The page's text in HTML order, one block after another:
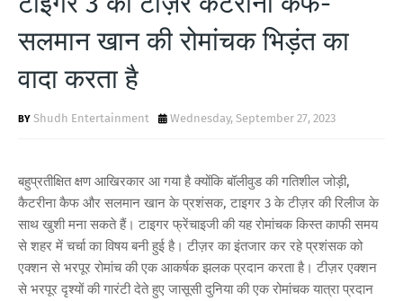
T
S
सलमान खान की रोमांचक भिड़ंत का
वादा करता है
Shudh Entertainment Wednesday, September 27, 2023
बहुप्रतीक्षित क्षण आखिरकार आ गया है क्योंकि बॉलीवुड की गतिशील जोड़ी,
कैटरीना कैफ और सलमान खान के प्रशंसक, टाइगर 3 के टीज़र की रिलीज के
साथ खुशी मना सकते हैं। टाइगर फ्रेंचाइजी की यह रोमांचक किस्त काफी समय
से शहर में चर्चा का विषय बनी हुई है। टीज़र का इंतजार कर रहे प्रशंसक को
एक्शन से भरपूर रोमांच की एक आकर्षक झलक प्रदान करता है। टीज़र एक्शन
से भरपूर दृश्यों की गारंटी देते हुए जासूसी दुनिया की एक रोमांचक यात्रा प्रदान